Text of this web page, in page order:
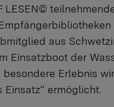
LESEN©
aus
Einsatzboot der
besondere Erlebnis
Einsatz“ ermöglicht.